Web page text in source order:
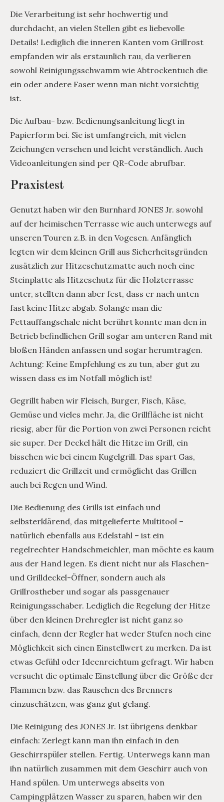
Die Verarbeitung ist sehr hochwertig und
durchdacht, an vielen Stellen gibt es liebevolle
Details! Lediglich die inneren Kanten vom Grillrost
empfanden wir als erstaunlich rau, da verlieren
sowohl Reinigungsschwamm wie Abtrockentuch die
ein oder andere Faser wenn man nicht vorsichtig
ist.
Die Aufbau- bzw. Bedienungsanleitung liegt in
Papierform bei. Sie ist umfangreich, mit vielen
Zeichungen versehen und leicht verständlich. Auch
Videoanleitungen sind per QR-Code abrufbar.
Praxistest
Genutzt haben wir den Burnhard JONES Jr. sowohl
auf der heimischen Terrasse wie auch unterwegs auf
unseren Touren z.B. in den Vogesen. Anfänglich
legten wir dem kleinen Grill aus Sicherheitsgründen
zusätzlich zur Hitzeschutzmatte auch noch eine
Steinplatte als Hitzeschutz für die Holzterrasse
unter, stellten dann aber fest, dass er nach unten
fast keine Hitze abgab. Solange man die
Fettauffangschale nicht berührt konnte man den in
Betrieb befindlichen Grill sogar am unteren Rand mit
bloßen Händen anfassen und sogar herumtragen.
Achtung: Keine Empfehlung es zu tun, aber gut zu
wissen dass es im Notfall möglich ist!
Gegrillt haben wir Fleisch, Burger, Fisch, Käse,
Gemüse und vieles mehr. Ja, die Grillfläche ist nicht
riesig, aber für die Portion von zwei Personen reicht
sie super. Der Deckel hält die Hitze im Grill, ein
bisschen wie bei einem Kugelgrill. Das spart Gas,
reduziert die Grillzeit und ermöglicht das Grillen
auch bei Regen und Wind.
Die Bedienung des Grills ist einfach und
selbsterklärend, das mitgelieferte Multitool –
natürlich ebenfalls aus Edelstahl – ist ein
regelrechter Handschmeichler, man möchte es kaum
aus der Hand legen. Es dient nicht nur als Flaschen-
und Grilldeckel-Öffner, sondern auch als
Grillrostheber und sogar als passgenauer
Reinigungsschaber. Lediglich die Regelung der Hitze
über den kleinen Drehregler ist nicht ganz so
einfach, denn der Regler hat weder Stufen noch eine
Möglichkeit sich einen Einstellwert zu merken. Da ist
etwas Gefühl oder Ideenreichtum gefragt. Wir haben
versucht die optimale Einstellung über die Größe der
Flammen bzw. das Rauschen des Brenners
einzuschätzen, was ganz gut gelang.
Die Reinigung des JONES Jr. Ist übrigens denkbar
einfach: Zerlegt kann man ihn einfach in den
Geschirrspüler stellen. Fertig. Unterwegs kann man
ihn natürlich zusammen mit dem Geschirr auch von
Hand spülen. Um unterwegs abseits von
Campingplätzen Wasser zu sparen, haben wir den